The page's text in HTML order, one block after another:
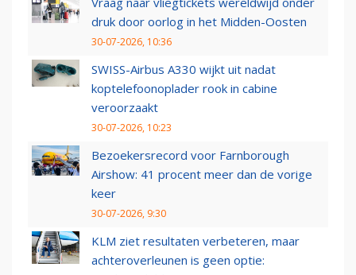
druk door oorlog in het Midden-Oosten
30-07-2026, 10:36
SWISS-Airbus A330 wijkt uit nadat
koptelefoonoplader rook in cabine
veroorzaakt
30-07-2026, 10:23
Bezoekersrecord voor Farnborough
Airshow: 41 procent meer dan de vorige
keer
30-07-2026, 9:30
KLM ziet resultaten verbeteren, maar
achteroverleunen is geen optie: